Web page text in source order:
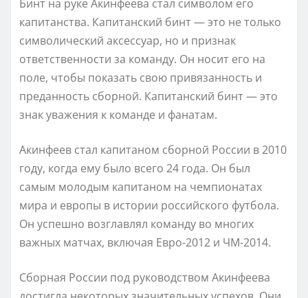
Бинт на руке Акинфеева стал символом его
капитанства. Капитанский бинт — это не только
символический аксессуар, но и признак
ответственности за команду. Он носит его на
поле, чтобы показать свою привязанность и
преданность сборной. Капитанский бинт — это
знак уважения к команде и фанатам.
Акинфеев стал капитаном сборной России в 2010
году, когда ему было всего 24 года. Он был
самым молодым капитаном на чемпионатах
мира и европы в истории российского футбола.
Он успешно возглавлял команду во многих
важных матчах, включая Евро-2012 и ЧМ-2014.
Сборная России под руководством Акинфеева